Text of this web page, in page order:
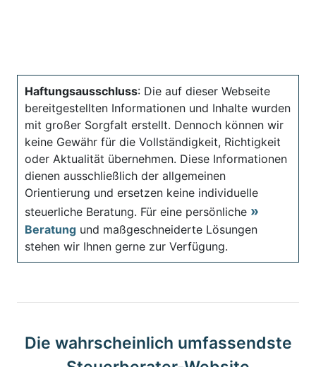
Haftungsausschluss: Die auf dieser Webseite
bereitgestellten Informationen und Inhalte wurden
mit großer Sorgfalt erstellt. Dennoch können wir
keine Gewähr für die Vollständigkeit, Richtigkeit
oder Aktualität übernehmen. Diese Informationen
dienen ausschließlich der allgemeinen
Orientierung und ersetzen keine individuelle
steuerliche Beratung. Für eine persönliche
Beratung und maßgeschneiderte Lösungen
stehen wir Ihnen gerne zur Verfügung.
Die wahrscheinlich umfassendste